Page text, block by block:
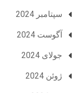
سپتامبر 2024
آگوست 2024
جولای 2024
ژوئن 2024